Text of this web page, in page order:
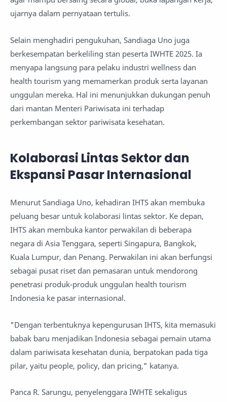
ujarnya dalam pernyataan tertulis.
Selain menghadiri pengukuhan, Sandiaga Uno juga
berkesempatan berkeliling stan peserta IWHTE 2025. Ia
menyapa langsung para pelaku industri wellness dan
health tourism yang memamerkan produk serta layanan
unggulan mereka. Hal ini menunjukkan dukungan penuh
dari mantan Menteri Pariwisata ini terhadap
perkembangan sektor pariwisata kesehatan.
Kolaborasi Lintas Sektor dan
Ekspansi Pasar Internasional
Menurut Sandiaga Uno, kehadiran IHTS akan membuka
peluang besar untuk kolaborasi lintas sektor. Ke depan,
IHTS akan membuka kantor perwakilan di beberapa
negara di Asia Tenggara, seperti Singapura, Bangkok,
Kuala Lumpur, dan Penang. Perwakilan ini akan berfungsi
sebagai pusat riset dan pemasaran untuk mendorong
penetrasi produk-produk unggulan health tourism
Indonesia ke pasar internasional.
"Dengan terbentuknya kepengurusan IHTS, kita memasuki
babak baru menjadikan Indonesia sebagai pemain utama
dalam pariwisata kesehatan dunia, berpatokan pada tiga
pilar, yaitu people, policy, dan pricing," katanya.
Panca R. Sarungu, penyelenggara IWHTE sekaligus